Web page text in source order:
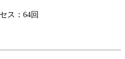
ス：64回